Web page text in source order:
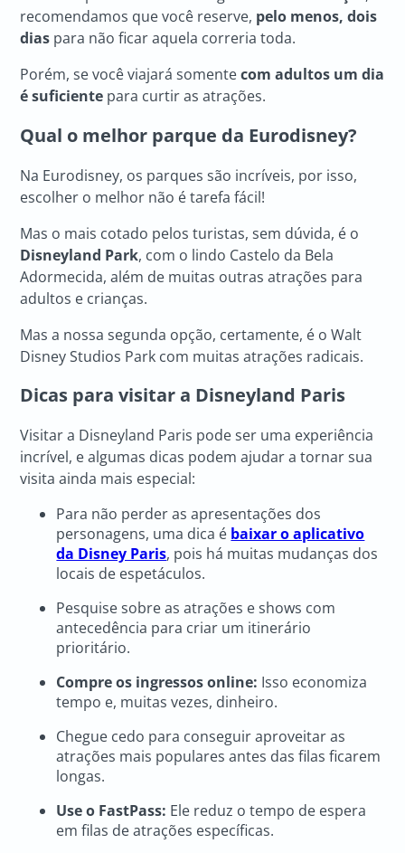
recomendamos que você reserve, pelo menos, dois
dias para não ficar aquela correria toda.
Porém, se você viajará somentecom adultos um dia
é suficiente para curtir as atrações.
Qual o melhor parque da Eurodisney?
Na Eurodisney, os parques são incríveis, por isso,
escolher o melhor não é tarefa fácil!
Mas o mais cotado pelos turistas, sem dúvida, é o
Disneyland Park, com o lindo Castelo da Bela
Adormecida, além de muitas outras atrações para
adultos e crianças.
Mas a nossa segunda opção, certamente, é o Walt
Disney Studios Park com muitas atrações radicais.
Dicas para visitar a Disneyland Paris
Visitar a Disneyland Paris pode ser uma experiência
incrível, e algumas dicas podem ajudar a tornar sua
visita ainda mais especial:
Para não perder as apresentações dos
personagens, uma dica é baixar o aplicativo
da Disney Paris, pois há muitas mudanças dos
locais de espetáculos.
Pesquise sobre as atrações e shows com
antecedência para criar um itinerário
prioritário.
Compre os ingressos online: Isso economiza
tempo e, muitas vezes, dinheiro.
Chegue cedo para conseguir aproveitar as
atrações mais populares antes das filas ficarem
longas.
Use o FastPass: Ele reduz o tempo de espera
em filas de atrações específicas.